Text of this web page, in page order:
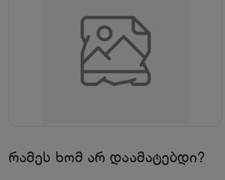
რამეს ხომ არ დაამატებდი?